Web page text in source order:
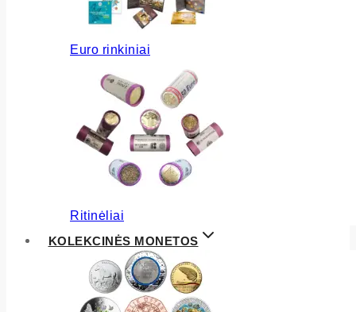
Euro rinkiniai
Ritinėliai
KOLEKCINĖS MONETOS